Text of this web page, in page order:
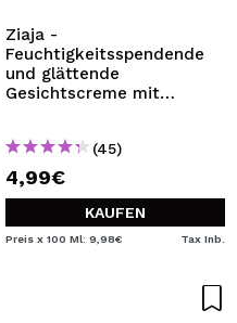
Ziaja -
Feuchtigkeitsspendende
und glättende
Gesichtscreme mit
(45)
4,99€
KAUFEN
Preis x 100 Ml: 9,98€ Tax Inb.